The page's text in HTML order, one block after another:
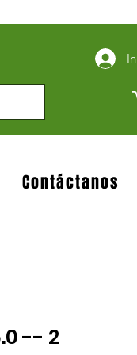
Contáctanos
-- 2